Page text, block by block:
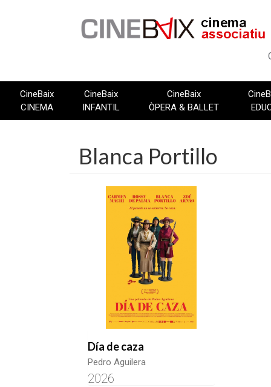
CineBaix
CINEMA
CineBaix
INFANTIL
CineBaix
ÒPERA & BALLET
Blanca Portillo
Día de caza
Pedro Aguilera
2026